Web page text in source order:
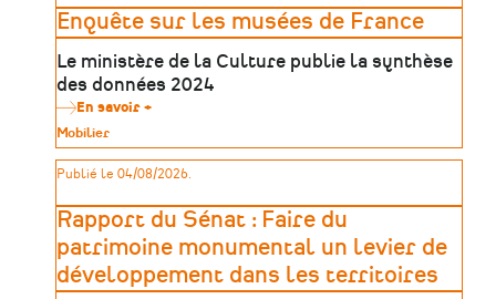
établissements
patrimoniaux
Enquête sur les musées de France
Le ministère de la Culture publie la synthèse
des données 2024
En savoir +
les
musées
France
Type
de
patrimoine
Mobilier
Publié le 04/08/2026.
Rapport du Sénat : Faire du
patrimoine monumental un levier de
développement dans les territoires